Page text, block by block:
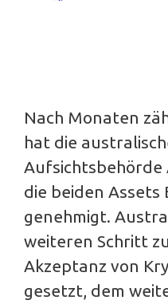
Nach Monaten
hat die
Aufsichtsbehörde
die beiden Assets
genehmigt.
weiteren Schritt
Akzeptanz von
gesetzt, dem